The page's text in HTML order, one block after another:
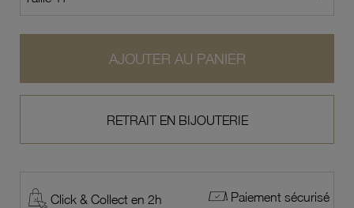
AJOUTER AU PANIER
RETRAIT EN BIJOUTERIE
Click & Collect en 2h Paiement sécurisé